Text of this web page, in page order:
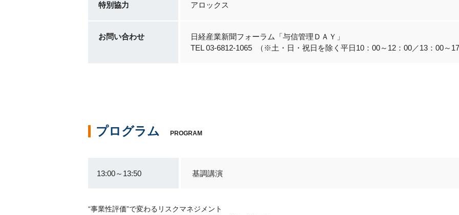
特別協力 アロックス
お問い合わせ
日経産業新聞フォーラム「与信管理ＤＡＹ」
TEL 03-6812-1065 （※土・日・祝日を除く平日10：00～12：00／13：00～17
プログラム PROGRAM
13:00～13:50 基調講演
“事業性評価”で変わるリスクマネジメント